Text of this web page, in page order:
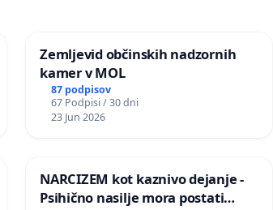
Zemljevid občinskih nadzornih
kamer v MOL
87 podpisov
67 Podpisi / 30 dni
23 Jun 2026
NARCIZEM kot kaznivo dejanje -
Psihično nasilje mora postati